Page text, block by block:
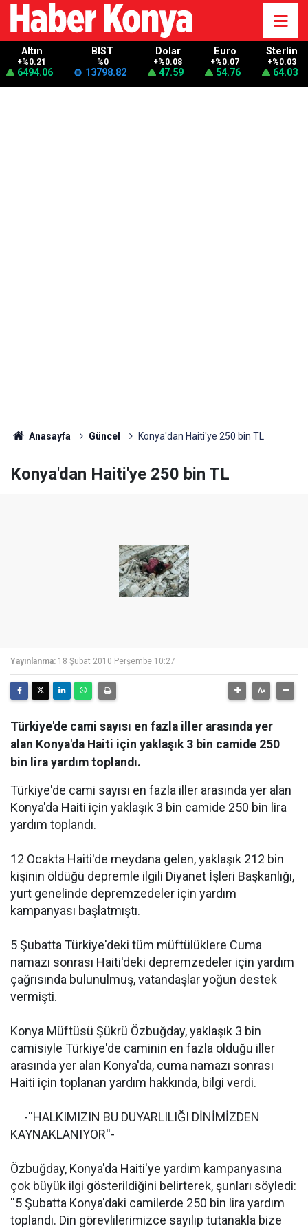
Altın
+%0.21
6494.06
BIST
%0
13798.82
Dolar
+%0.08
47.59
Euro
+%0.07
54.76
Sterlin
+%0.03
64.03
Anasayfa Güncel Konya'dan Haiti'ye 250 bin TL
Konya'dan Haiti'ye 250 bin TL
Yayınlanma: 18 Şubat 2010 Perşembe 10:27
Türkiye'de cami sayısı en fazla iller arasında yer
alan Konya'da Haiti için yaklaşık 3 bin camide 250
bin lira yardım toplandı.
Türkiye'de cami sayısı en fazla iller arasında yer alan
Konya'da Haiti için yaklaşık 3 bin camide 250 bin lira
yardım toplandı.
12 Ocakta Haiti'de meydana gelen, yaklaşık 212 bin
kişinin öldüğü depremle ilgili Diyanet İşleri Başkanlığı,
yurt genelinde depremzedeler için yardım
kampanyası başlatmıştı.
5 Şubatta Türkiye'deki tüm müftülüklere Cuma
namazı sonrası Haiti'deki depremzedeler için yardım
çağrısında bulunulmuş, vatandaşlar yoğun destek
vermişti.
Konya Müftüsü Şükrü Özbuğday, yaklaşık 3 bin
camisiyle Türkiye'de caminin en fazla olduğu iller
arasında yer alan Konya'da, cuma namazı sonrası
Haiti için toplanan yardım hakkında, bilgi verdi.
-''HALKIMIZIN BU DUYARLILIĞI DİNİMİZDEN
KAYNAKLANIYOR''-
Özbuğday, Konya'da Haiti'ye yardım kampanyasına
çok büyük ilgi gösterildiğini belirterek, şunları söyledi:
''5 Şubatta Konya'daki camilerde 250 bin lira yardım
toplandı. Din görevlilerimizce sayılıp tutanakla bize